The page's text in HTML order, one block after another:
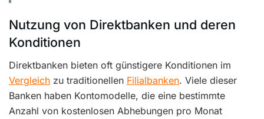
Nutzung von Direktbanken und deren
Konditionen
Direktbanken bieten oft günstigere Konditionen im
Vergleich zu traditionellen Filialbanken. Viele dieser
Banken haben Kontomodelle, die eine bestimmte
Anzahl von kostenlosen Abhebungen pro Monat